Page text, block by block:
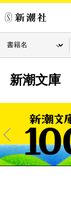
新潮文庫
Pre
v